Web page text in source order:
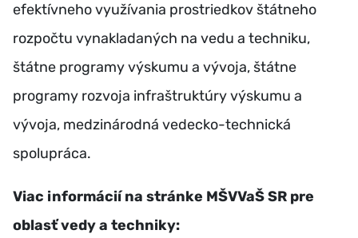
efektívneho využívania prostriedkov štátneho
rozpočtu vynakladaných na vedu a techniku,
štátne programy výskumu a vývoja, štátne
programy rozvoja infraštruktúry výskumu a
vývoja, medzinárodná vedecko-technická
spolupráca.
Viac informácií na stránke MŠVVaŠ SR pre
oblasť vedy a techniky: